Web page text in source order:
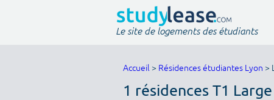
Le site de logements des étudiants
Accueil > Résidences étudiantes Lyon >
1 résidences T1